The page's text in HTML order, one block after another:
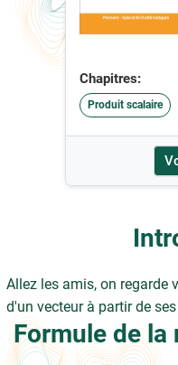
Chapitres:
Produit scalaire
Allez les amis, on regarde
d'un vecteur à partir de
Formule de la